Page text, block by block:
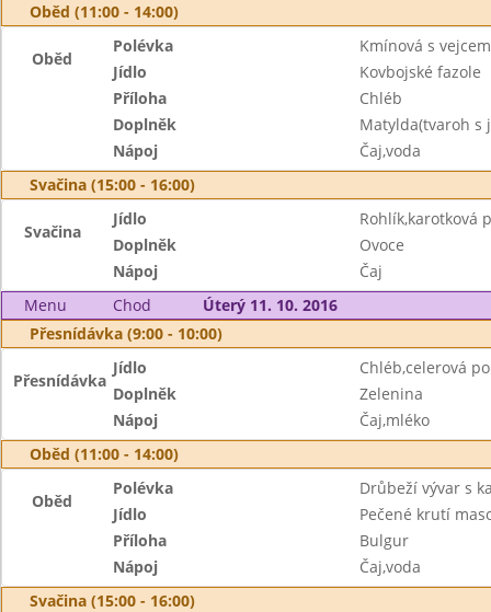
Oběd (11:00 - 14:00)
Oběd
Polévka
Kmínová s vejcem
Jídlo
Kovbojské fazole
Příloha
Chléb
Doplněk
Matylda(tvaroh s
Nápoj
Čaj,voda
Svačina (15:00 - 16:00)
Svačina
Jídlo
Rohlík,karotková
Doplněk
Ovoce
Nápoj
Čaj
Menu
Chod
Úterý 11. 10. 2016
Přesnídávka (9:00 - 10:00)
Přesnídávka
Jídlo
Chléb,celerová
Doplněk
Zelenina
Nápoj
Čaj,mléko
Oběd (11:00 - 14:00)
Oběd
Polévka
Drůbeží vývar s
Jídlo
Pečené krutí
Příloha
Bulgur
Nápoj
Čaj,voda
Svačina (15:00 - 16:00)